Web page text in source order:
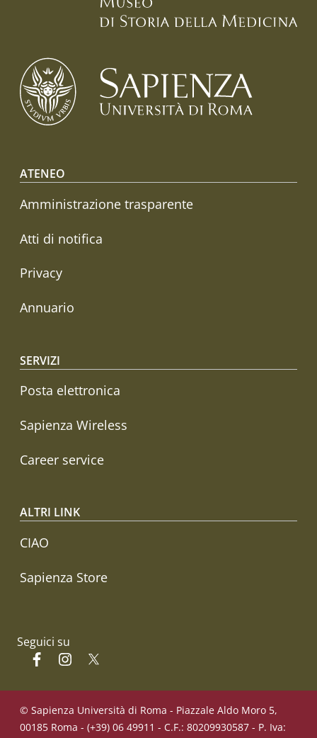
Footer menu
ATENEO
Amministrazione trasparente
Atti di notifica
Privacy
Annuario
SERVIZI
Posta elettronica
Sapienza Wireless
Career service
ALTRI LINK
CIAO
Sapienza Store
Seguici su
FacebookInstagram
© Sapienza Università di Roma - Piazzale Aldo Moro 5,
00185 Roma - (+39) 06 49911 - C.F.: 80209930587 - P. Iva: